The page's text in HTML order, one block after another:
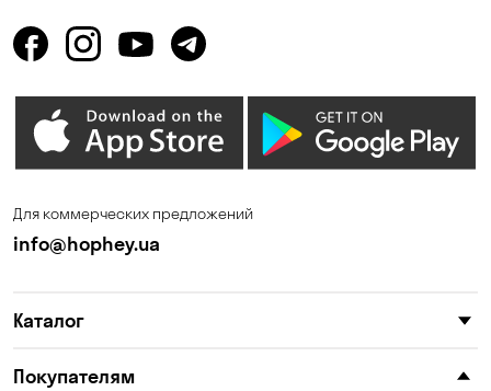
Для коммерческих предложений
info@hophey.ua
Каталог
Покупателям